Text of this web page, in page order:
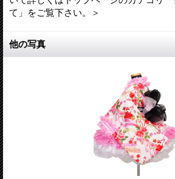
て」をご覧下さい。＞
他の写真